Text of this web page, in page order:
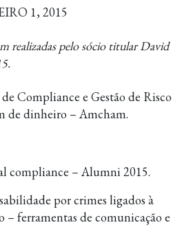
1, 2015
realizadas pelo sócio titular David
Compliance e Gestão de Risco
de dinheiro – Amcham.
compliance – Alumni 2015.
por crimes ligados à
– ferramentas de comunicação e